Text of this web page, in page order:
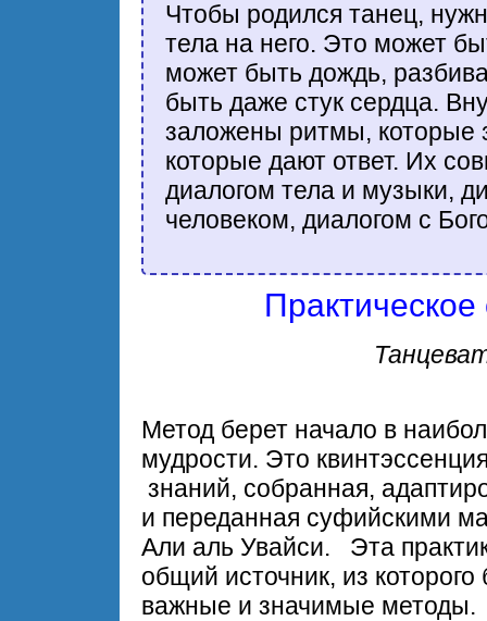
Чтобы родился танец,
тела на него. Это может
может быть дождь,
быть даже стук сердца.
заложены ритмы, которые
которые дают ответ. Их
диалогом тела и музыки,
человеком, диалогом с
Метод берет начало в
мудрости. Это
знаний, собранная,
и переданная суфийскими
Али аль Увайси. Эта
общий источник, из
важные и значимые методы.